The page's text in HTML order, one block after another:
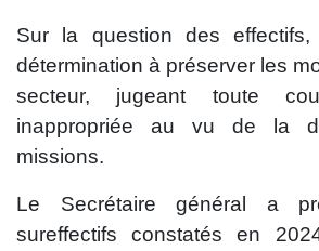
Sur la question des
détermination à préserver les
secteur, jugeant toute
inappropriée au vu de la
missions.
Le Secrétaire général a
sureffectifs constatés en